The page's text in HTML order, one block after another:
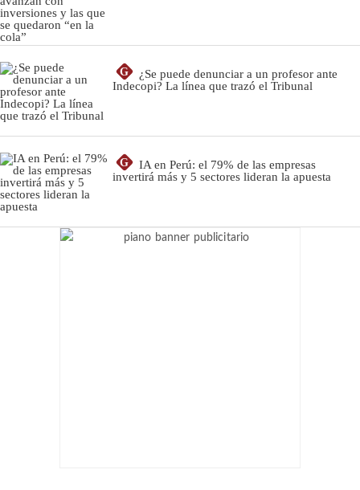
G
¿Se puede denunciar a un profesor ante
Indecopi? La línea que trazó el Tribunal
G
IA en Perú: el 79% de las empresas
invertirá más y 5 sectores lideran la apuesta